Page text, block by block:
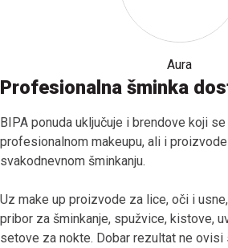
Aura
Profesionalna šminka
BIPA ponuda uključuje i brendove koji
profesionalnom makeupu, ali i
svakodnevnom šminkanju.
Uz make up proizvode za lice, oči i
pribor za šminkanje, spužvice, kistove,
setove za nokte. Dobar rezultat ne ovisi